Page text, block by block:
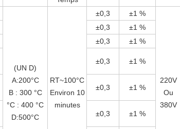
(UN D)
A:200°C
B : 300 °C
°C : 400 °C
D:500°C
RT~100°C
Environ 10
minutes
±0,3 ±1 %
220V
Ou
380V
±0,3 ±1 %
±0,3 ±1 %
±0,3 ±1 %
±0,3 ±1 %
±0,3 ±1 %